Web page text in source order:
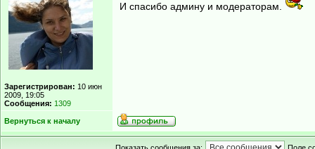
Зарегистрирован: 10 июн
2009, 19:05
Сообщения: 1309
И спасибо админу и модераторам.
Вернуться к началу